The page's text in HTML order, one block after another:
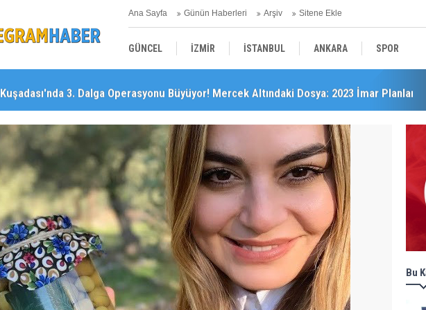
Ana Sayfa Günün Haberleri Arşiv Sitene Ekle
GÜNCEL İZMİR İSTANBUL ANKARA SPOR
YEREL SAĞLIK EKONOMİ POLİTİKA
Kuşadası'nda 3. Dalga Operasyonu Büyüyor! Mercek Altındaki Dosya: 2023 İmar Planları
Bu